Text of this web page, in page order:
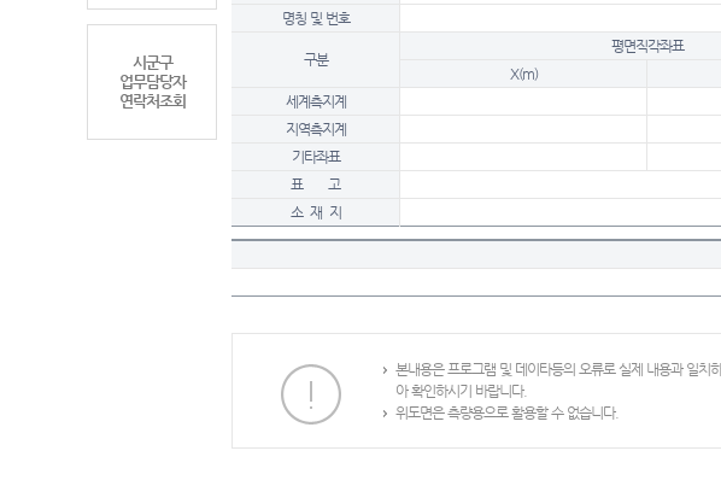
시군구
업무담당자
연락처조회
명칭 및 번호
구분
평면직각좌표
X(m)
세계측지계
지역측지계
기타좌표
표 고
소 재 지
본내용은 프로그램 및 데이타등의 오류로 실제 내용과 일치
아 확인하시기 바랍니다.
위도면은 측량용으로 활용할 수 없습니다.